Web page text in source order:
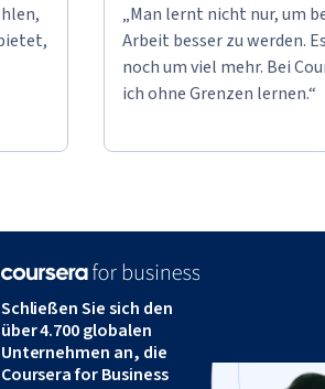
„Man lernt nicht nur, um
Arbeit besser zu werden.
noch um viel mehr. Bei
ich ohne Grenzen lernen.“
Schließen Sie sich den
über 4.700 globalen
Unternehmen an, die
Coursera for Business